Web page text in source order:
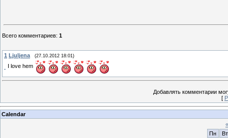
Всего комментариев: 1
1 Ljuljena (27.10.2012 18:01)
I love hem
Добавлять комментарии
[
Calendar
«
Пн
Вт